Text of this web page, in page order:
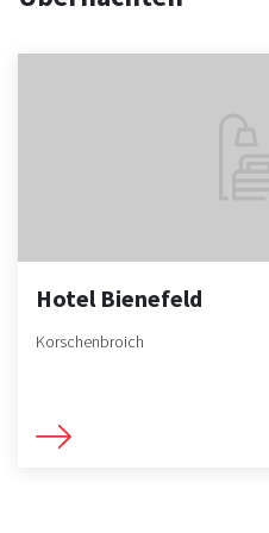
Hotel Bienefeld
Korschenbroich